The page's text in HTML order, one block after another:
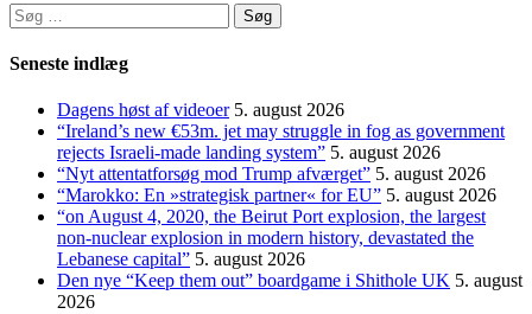
Søg
efter:
Seneste indlæg
Dagens høst af videoer 5. august 2026
“Ireland’s new €53m. jet may struggle in fog as government
rejects Israeli-made landing system” 5. august 2026
“Nyt attentatforsøg mod Trump afværget” 5. august 2026
“Marokko: En »strategisk partner« for EU” 5. august 2026
“on August 4, 2020, the Beirut Port explosion, the largest
non-nuclear explosion in modern history, devastated the
Lebanese capital” 5. august 2026
Den nye “Keep them out” boardgame i Shithole UK 5. august
2026